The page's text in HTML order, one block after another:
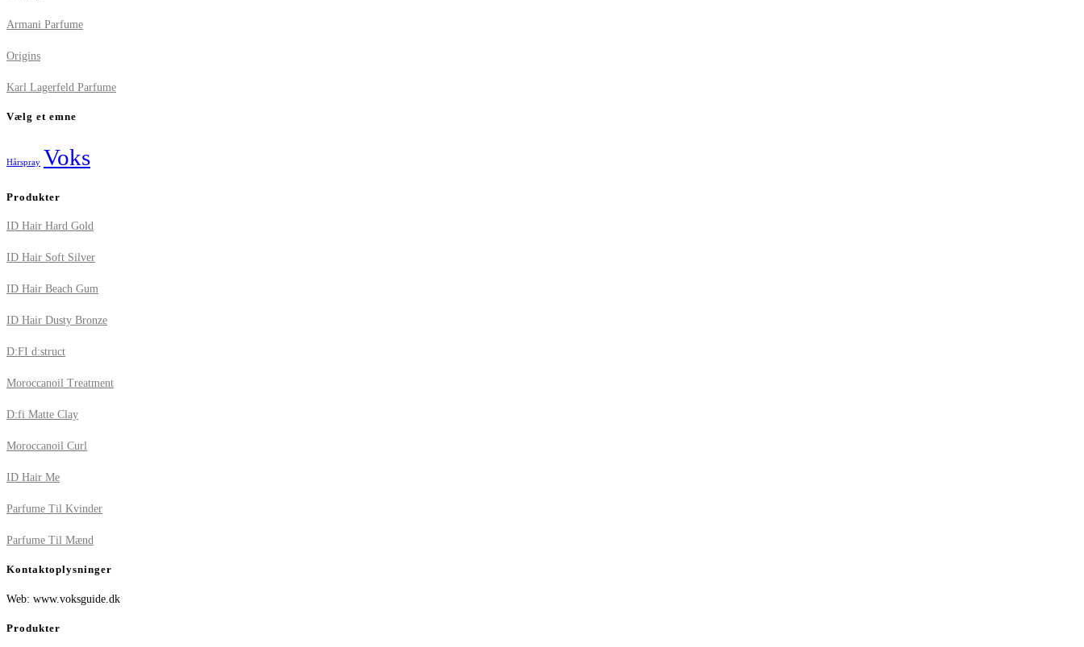
Armani Parfume
Origins
Karl Lagerfeld Parfume
Vælg et emne
Hårspray Voks
Produkter
ID Hair Hard Gold
ID Hair Soft Silver
ID Hair Beach Gum
ID Hair Dusty Bronze
D:FI d:struct
Moroccanoil Treatment
D:fi Matte Clay
Moroccanoil Curl
ID Hair Me
Parfume Til Kvinder
Parfume Til Mænd
Kontaktoplysninger
Web: www.voksguide.dk
Produkter